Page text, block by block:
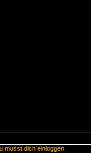
musst dich einloggen.